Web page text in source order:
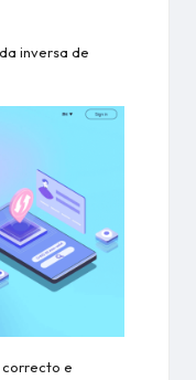
inversa de
correcto e